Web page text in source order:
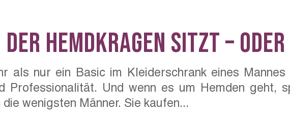
Der Hemdkragen sitzt –
als nur ein Basic im Kleiderschrank eines
Professionalität. Und wenn es um Hemden geht,
wenigsten Männer. Sie kaufen...